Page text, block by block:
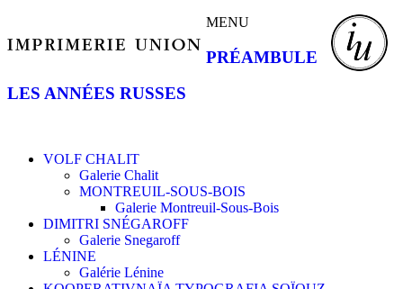
MENU
PRÉAMBULE
LES ANNÉES RUSSES
VOLF CHALIT
Galerie Chalit
MONTREUIL-SOUS-BOIS
Galerie Montreuil-Sous-Bois
DIMITRI SNÉGAROFF
Galerie Snegaroff
LÉNINE
Galérie Lénine